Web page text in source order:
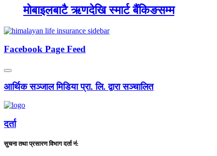
मोबाइलबाटै ऋणदेखि स्मार्ट बैंकिङसम्म
Facebook Page Feed
आर्थिक सञ्जाल मिडिया प्रा. लि. द्वारा सञ्चालित
दर्ता
सुचना तथा प्रसारण विभाग दर्ता नं: